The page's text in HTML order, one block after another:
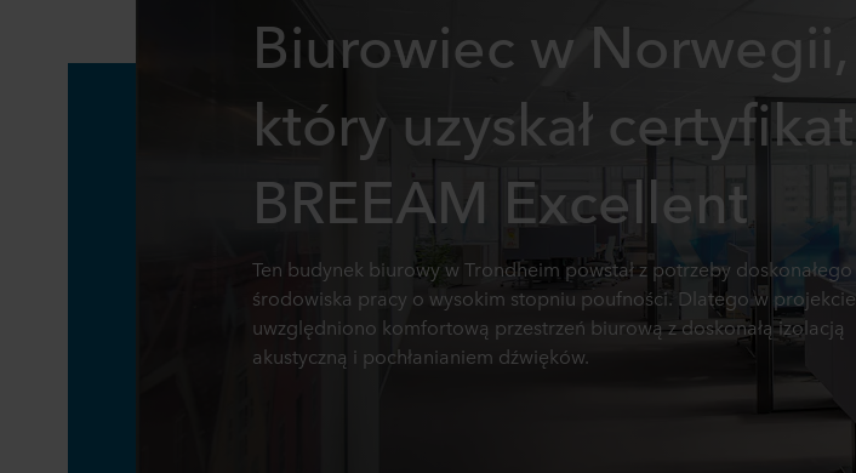
Biurowiec w Norwegii,
który uzyskał certyfikat
BREEAM Excellent
Ten budynek biurowy w Trondheim powstał z potrzeby doskonałego
środowiska pracy o wysokim stopniu poufności. Dlatego w projekcie
uwzględniono komfortową przestrzeń biurową z doskonałą izolacją
akustyczną i pochłanianiem dźwięków.